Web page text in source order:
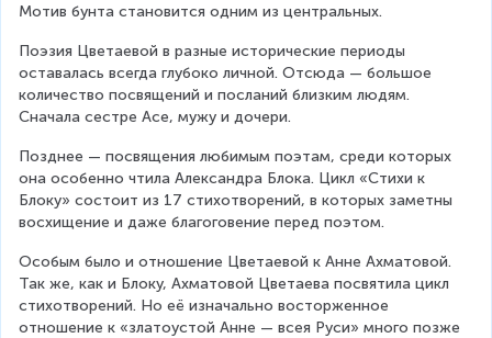
Мотив бунта становится одним из центральных.
Поэзия Цветаевой в разные исторические периоды
оставалась всегда глубоко личной. Отсюда — большое
количество посвящений и посланий близким людям.
Сначала сестре Асе, мужу и дочери.
Позднее — посвящения любимым поэтам, среди которых
она особенно чтила Александра Блока. Цикл «Стихи к
Блоку» состоит из 17 стихотворений, в которых заметны
восхищение и даже благоговение перед поэтом.
Особым было и отношение Цветаевой к Анне Ахматовой.
Так же, как и Блоку, Ахматовой Цветаева посвятила цикл
стихотворений. Но её изначально восторженное
отношение к «златоустой Анне — всея Руси» много позже